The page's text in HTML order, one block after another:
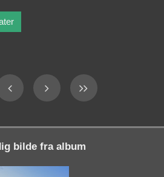
bilde fra album